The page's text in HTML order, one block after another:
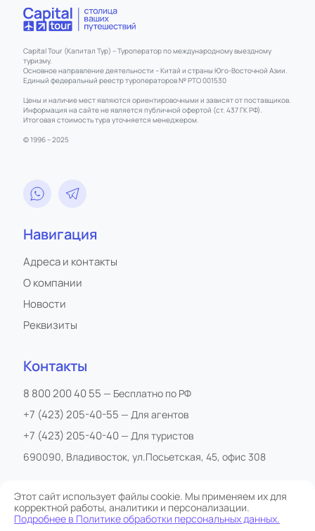
Capital Tour (Капитал Тур) – Туроператор по международному выездному
туризму.
Основное направление деятельности – Китай и страны Юго-Восточной Азии.
Единый федеральный реестр туроператоров № РТО 001530
Цены и наличие мест являются ориентировочными и зависят от поставщиков.
Информация на сайте не является публичной офертой (ст. 437 ГК РФ).
Итоговая стоимость тура уточняется менеджером.
© 1996 – 2025
Навигация
Адреса и контакты
О компании
Новости
Реквизиты
Контакты
8 800 200 40 55 — Бесплатно по РФ
+7 (423) 205-40-55 — Для агентов
+7 (423) 205-40-40 — Для туристов
690090, Владивосток, ул.Посьетская, 45, офис 308
Все права защищены
Этот сайт использует файлы cookie. Мы применяем их для
корректной работы, аналитики и персонализации.
Подробнее в Политике обработки персональных данных.